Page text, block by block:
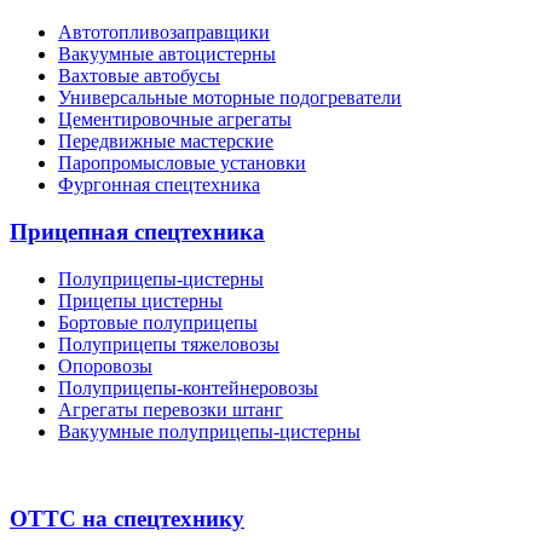
Автотопливозаправщики
Вакуумные автоцистерны
Вахтовые автобусы
Универсальные моторные подогреватели
Цементировочные агрегаты
Передвижные мастерские
Паропромысловые установки
Фургонная спецтехника
Прицепная спецтехника
Полуприцепы-цистерны
Прицепы цистерны
Бортовые полуприцепы
Полуприцепы тяжеловозы
Опоровозы
Полуприцепы-контейнеровозы
Агрегаты перевозки штанг
Вакуумные полуприцепы-цистерны
ОТТС на спецтехнику